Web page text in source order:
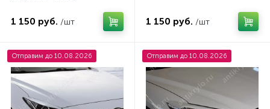
1 150 руб. /шт 1 150 руб. /шт
Отправим до 10.08.2026 Отправим до 10.08.2026